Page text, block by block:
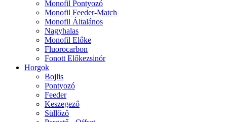
Monofil Pontyozó
Monofil Feeder-Match
Monofil Általános
Nagyhalas
Monofil Előke
Fluorocarbon
Fonott Előkezsinór
Horgok
Bojlis
Pontyozó
Feeder
Keszegező
Süllőző